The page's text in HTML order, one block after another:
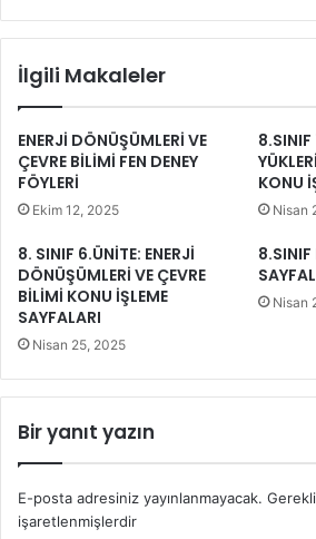
İlgili Makaleler
ENERJİ DÖNÜŞÜMLERİ VE
ÇEVRE BİLİMİ FEN DENEY
FÖYLERİ
Ekim 12, 2025
8.SINIF
KONU
Nisan
8. SINIF 6.ÜNİTE: ENERJİ
DÖNÜŞÜMLERİ VE ÇEVRE
BİLİMİ KONU İŞLEME
SAYFALARI
Nisan 25, 2025
8.SINIF
Nisan
Bir yanıt yazın
E-posta adresiniz yayınlanmayacak.
işaretlenmişlerdir